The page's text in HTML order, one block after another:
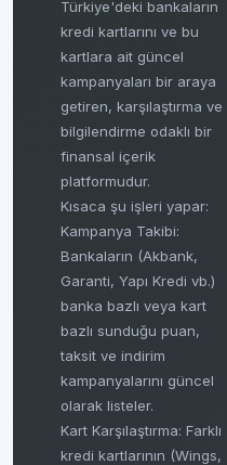
Türkiye'deki bankaların
kredi kartlarını ve bu
kartlara ait güncel
kampanyaları bir araya
getiren, karşılaştırma ve
bilgilendirme odaklı bir
finansal içerik
platformudur.
Kısaca şu işleri yapar:
Kampanya Takibi:
Bankaların (Akbank,
Garanti, Yapı Kredi vb.)
banka bazlı veya kart
bazlı sunduğu puan,
taksit ve indirim
kampanyalarını güncel
olarak listeler.
Kart Karşılaştırma: Farklı
kredi kartlarının (Wings,